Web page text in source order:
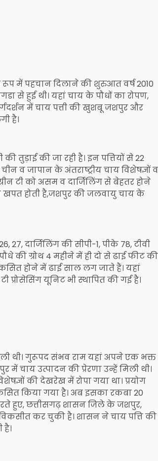
में पहचान दिलाने की शुरुआत वर्ष 2010
से हुई थी। यहां चाय के पौधों का रोपण,
में चाय पत्ती की खुशबू जशपुर और
है।
तुड़ाई की जा रही है। इन पत्तियों से 22
व जापान के अंतराष्ट्रीय चाय विशेषज्ञों व
टी को असम व दार्जिलिंग से बेहतर होने
खपत होती है,जशपुर की जलवायु चाय के
27, दार्जिलिंग की सीपी-1, पीके 78, टीवी
की ग्रोथ 4 महीने में ही दो से ढाई फीट की
होने में ढाई साल लग जाते हैं। यहां
यूनिट भी स्थापित की गई है।
थी। गुरूपद संभव राम यहां अपने एक भक्त
उत्पादन की प्रेरणा उन्हें मिली थी।
की देखरेख में रोपा गया था। प्रयोग
किया गया है। अब इसका रकबा 20
हुए, छत्तीसगढ़ शासन जिले के जशपुर,
कर चुकी है। शासन ने चाय पत्ति की